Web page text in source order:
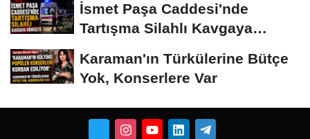
İsmet Paşa Caddesi'nde
Tartışma Silahlı Kavgaya
Karaman'ın Türkülerine Bütçe
Yok, Konserlere Var